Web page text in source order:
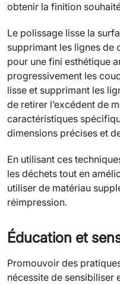
obtenir la finition
Le polissage lisse la
supprimant les lignes de
pour une fini esthétique
progressivement les
lisse et supprimant les
de retirer l’excédent de
caractéristiques
dimensions précises et
En utilisant ces
les déchets tout en
utiliser de matériau
réimpression.
Éducation et
Promouvoir des
nécessite de sensibiliser